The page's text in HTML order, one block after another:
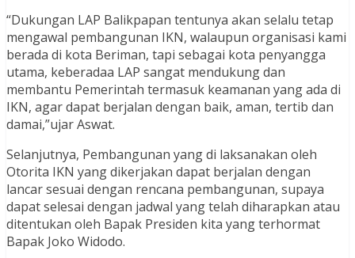
“Dukungan LAP Balikpapan tentunya akan selalu tetap
mengawal pembangunan IKN, walaupun organisasi kami
berada di kota Beriman, tapi sebagai kota penyangga
utama, keberadaa LAP sangat mendukung dan
membantu Pemerintah termasuk keamanan yang ada di
IKN, agar dapat berjalan dengan baik, aman, tertib dan
damai,”ujar Aswat.
Selanjutnya, Pembangunan yang di laksanakan oleh
Otorita IKN yang dikerjakan dapat berjalan dengan
lancar sesuai dengan rencana pembangunan, supaya
dapat selesai dengan jadwal yang telah diharapkan atau
ditentukan oleh Bapak Presiden kita yang terhormat
Bapak Joko Widodo.